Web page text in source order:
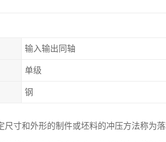
输入输出同轴
单级
钢
尺寸和外形的制件或坯料的冲压方法称为